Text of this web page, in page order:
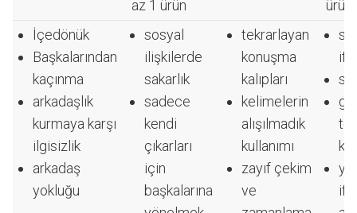
az 1 ürün
ürün
İçedönük
Başkalarından
kaçınma
arkadaşlık
kurmaya karşı
ilgisizlik
arkadaş
yokluğu
sosyal
ilişkilerde
sakarlık
sadece
kendi
çıkarları
için
başkalarına
tekrarlayan
konuşma
kalıpları
kelimelerin
alışılmadık
kullanımı
zayıf çekim
ve